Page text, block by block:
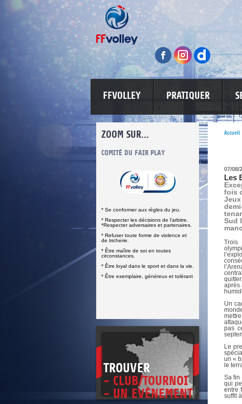
FFVOLLEY PRATIQUER
ZOOM SUR...
DOCUMENTS UTILES
CLIQUEZ ICI
COMITÉ DU FAIR PLAY
* Se conformer aux règles du jeu.
* Respecter les décisions de l’arbitre.
*Respecter adversaires et partenaires.
* Refuser toute forme de violence et
de tricherie.
* Être maître de soi en toutes
circonstances.
* Être loyal dans le sport et dans la vie.
* Être exemplaire, généreux et tolérant
LUTTE CONTRE
TROUVER
- CLUB/TOURNOI
- UN EVÈNEMENT
Accueil
07/08/
Les
fois
Sud
Trois
après
Un
pas
Le
un «
le
Sa fin
qui
entre
suffit